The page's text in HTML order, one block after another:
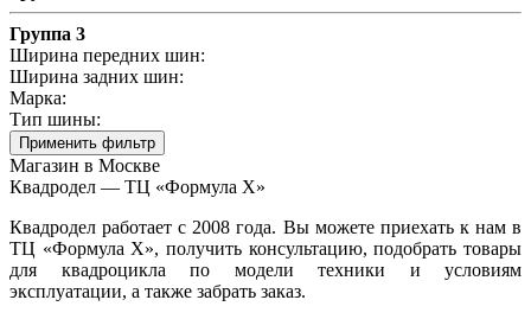
Группа 3
Ширина передних шин:
Ширина задних шин:
Марка:
Тип шины:
Применить фильтр
Магазин в Москве
Квадродел — ТЦ «Формула Х»
Квадродел работает с 2008 года. Вы можете приехать к нам в
ТЦ «Формула Х», получить консультацию, подобрать товары
для квадроцикла по модели техники и условиям
эксплуатации, а также забрать заказ.